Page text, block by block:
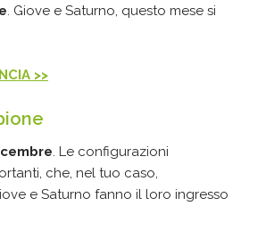
. Giove e Saturno, questo mese si
>>
. Le configurazioni
che, nel tuo caso,
e Saturno fanno il loro ingresso